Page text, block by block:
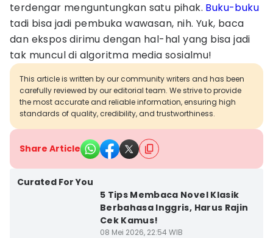
terdengar menguntungkan satu pihak. Buku-buku
tadi bisa jadi pembuka wawasan, nih. Yuk, baca
dan ekspos dirimu dengan hal-hal yang bisa jadi
tak muncul di algoritma media sosialmu!
This article is written by our community writers and has been
carefully reviewed by our editorial team. We strive to provide
the most accurate and reliable information, ensuring high
standards of quality, credibility, and trustworthiness.
Share Article
Curated For You
5 Tips Membaca Novel Klasik
Berbahasa Inggris, Harus Rajin
Cek Kamus!
08 Mei 2026, 22:54 WIB